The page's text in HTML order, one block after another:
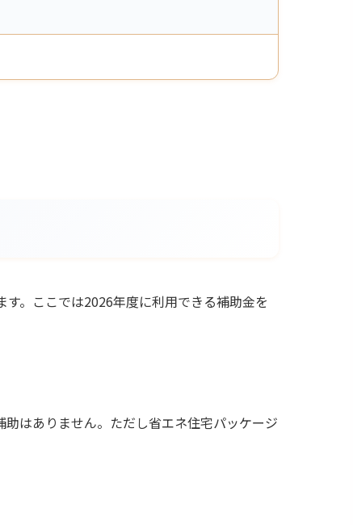
。ここでは2026年度に利用できる補助金を
はありません。ただし省エネ住宅パッケージ